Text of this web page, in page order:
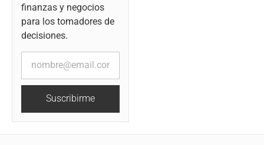
finanzas y negocios
para los tomadores de
decisiones.
Suscribirme